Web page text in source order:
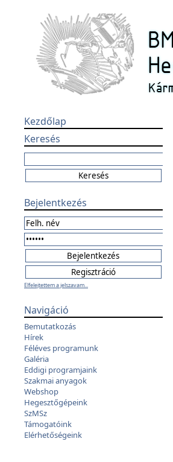
Kezdőlap
Keresés
Bejelentkezés
Elfelejtettem a jelszavam...
Navigáció
Bemutatkozás
Hírek
Féléves programunk
Galéria
Eddigi programjaink
Szakmai anyagok
Webshop
Hegesztőgépeink
SzMSz
Támogatóink
Elérhetőségeink